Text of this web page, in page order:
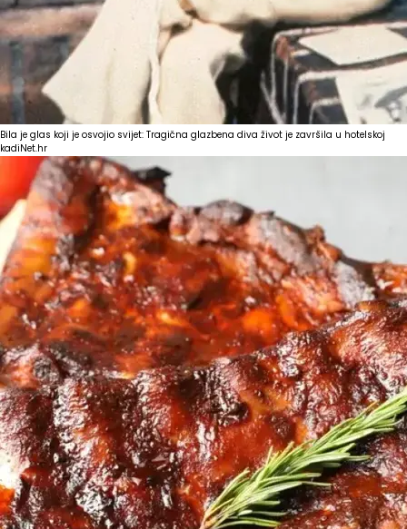
Bila je glas koji je osvojio svijet: Tragična glazbena diva život je završila u hotelskoj
kadiNet.hr